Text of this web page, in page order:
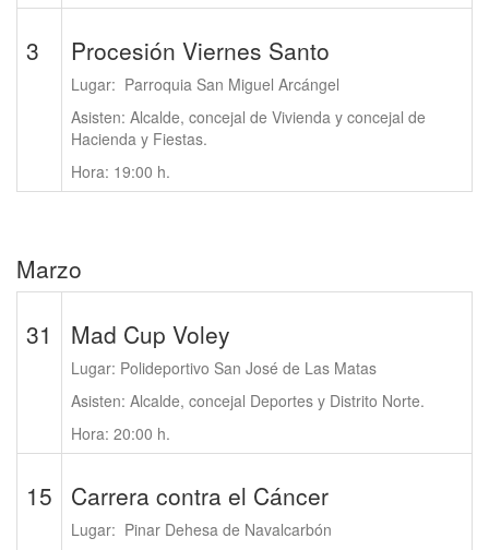
3 Procesión Viernes Santo
Lugar: Parroquia San Miguel Arcángel
Asisten: Alcalde, concejal de Vivienda y concejal de
Hacienda y Fiestas.
Hora: 19:00 h.
Marzo
31
Mad Cup Voley
Lugar: Polideportivo San José de Las Matas
Asisten: Alcalde, concejal Deportes y Distrito Norte.
Hora: 20:00 h.
15 Carrera contra el Cáncer
Lugar: Pinar Dehesa de Navalcarbón